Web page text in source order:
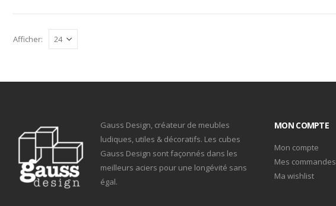
Afficher:
Gauss Design, créateur de meubles
ludiques, utiles & décoratifs. Les cubes
Gauss Design sont façonnés dans les
meilleurs aciers pour une longévité sans
égal.
MON COMPTE
Mon compte
Mes commandes
Ma wishlist